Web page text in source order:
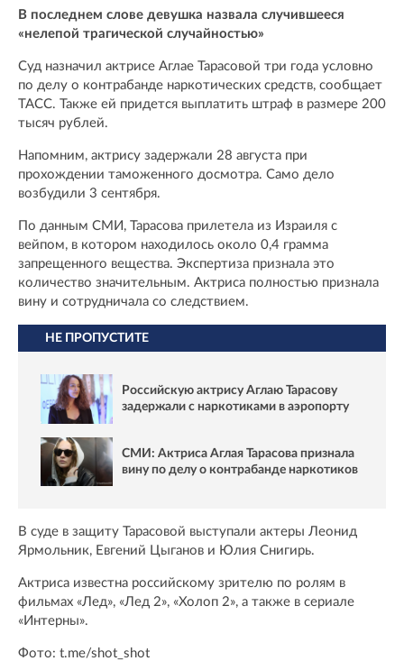
В последнем слове девушка назвала случившееся
«нелепой трагической случайностью»
Суд назначил актрисе Аглае Тарасовой три года условно
по делу о контрабанде наркотических средств, сообщает
ТАСС. Также ей придется выплатить штраф в размере 200
тысяч рублей.
Напомним, актрису задержали 28 августа при
прохождении таможенного досмотра. Само дело
возбудили 3 сентября.
По данным СМИ, Тарасова прилетела из Израиля с
вейпом, в котором находилось около 0,4 грамма
запрещенного вещества. Экспертиза признала это
количество значительным. Актриса полностью признала
вину и сотрудничала со следствием.
НЕ ПРОПУСТИТЕ
Российскую актрису Аглаю Тарасову
задержали с наркотиками в аэропорту
СМИ: Актриса Аглая Тарасова признала
вину по делу о контрабанде наркотиков
В суде в защиту Тарасовой выступали актеры Леонид
Ярмольник, Евгений Цыганов и Юлия Снигирь.
Актриса известна российскому зрителю по ролям в
фильмах «Лед», «Лед 2», «Холоп 2», а также в сериале
«Интерны».
Фото: t.me/shot_shot